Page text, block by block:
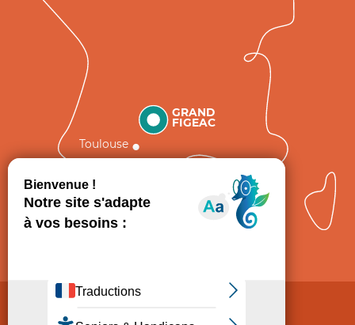
GRAND
FIGEAC
Toulouse
Politique de Protection des données